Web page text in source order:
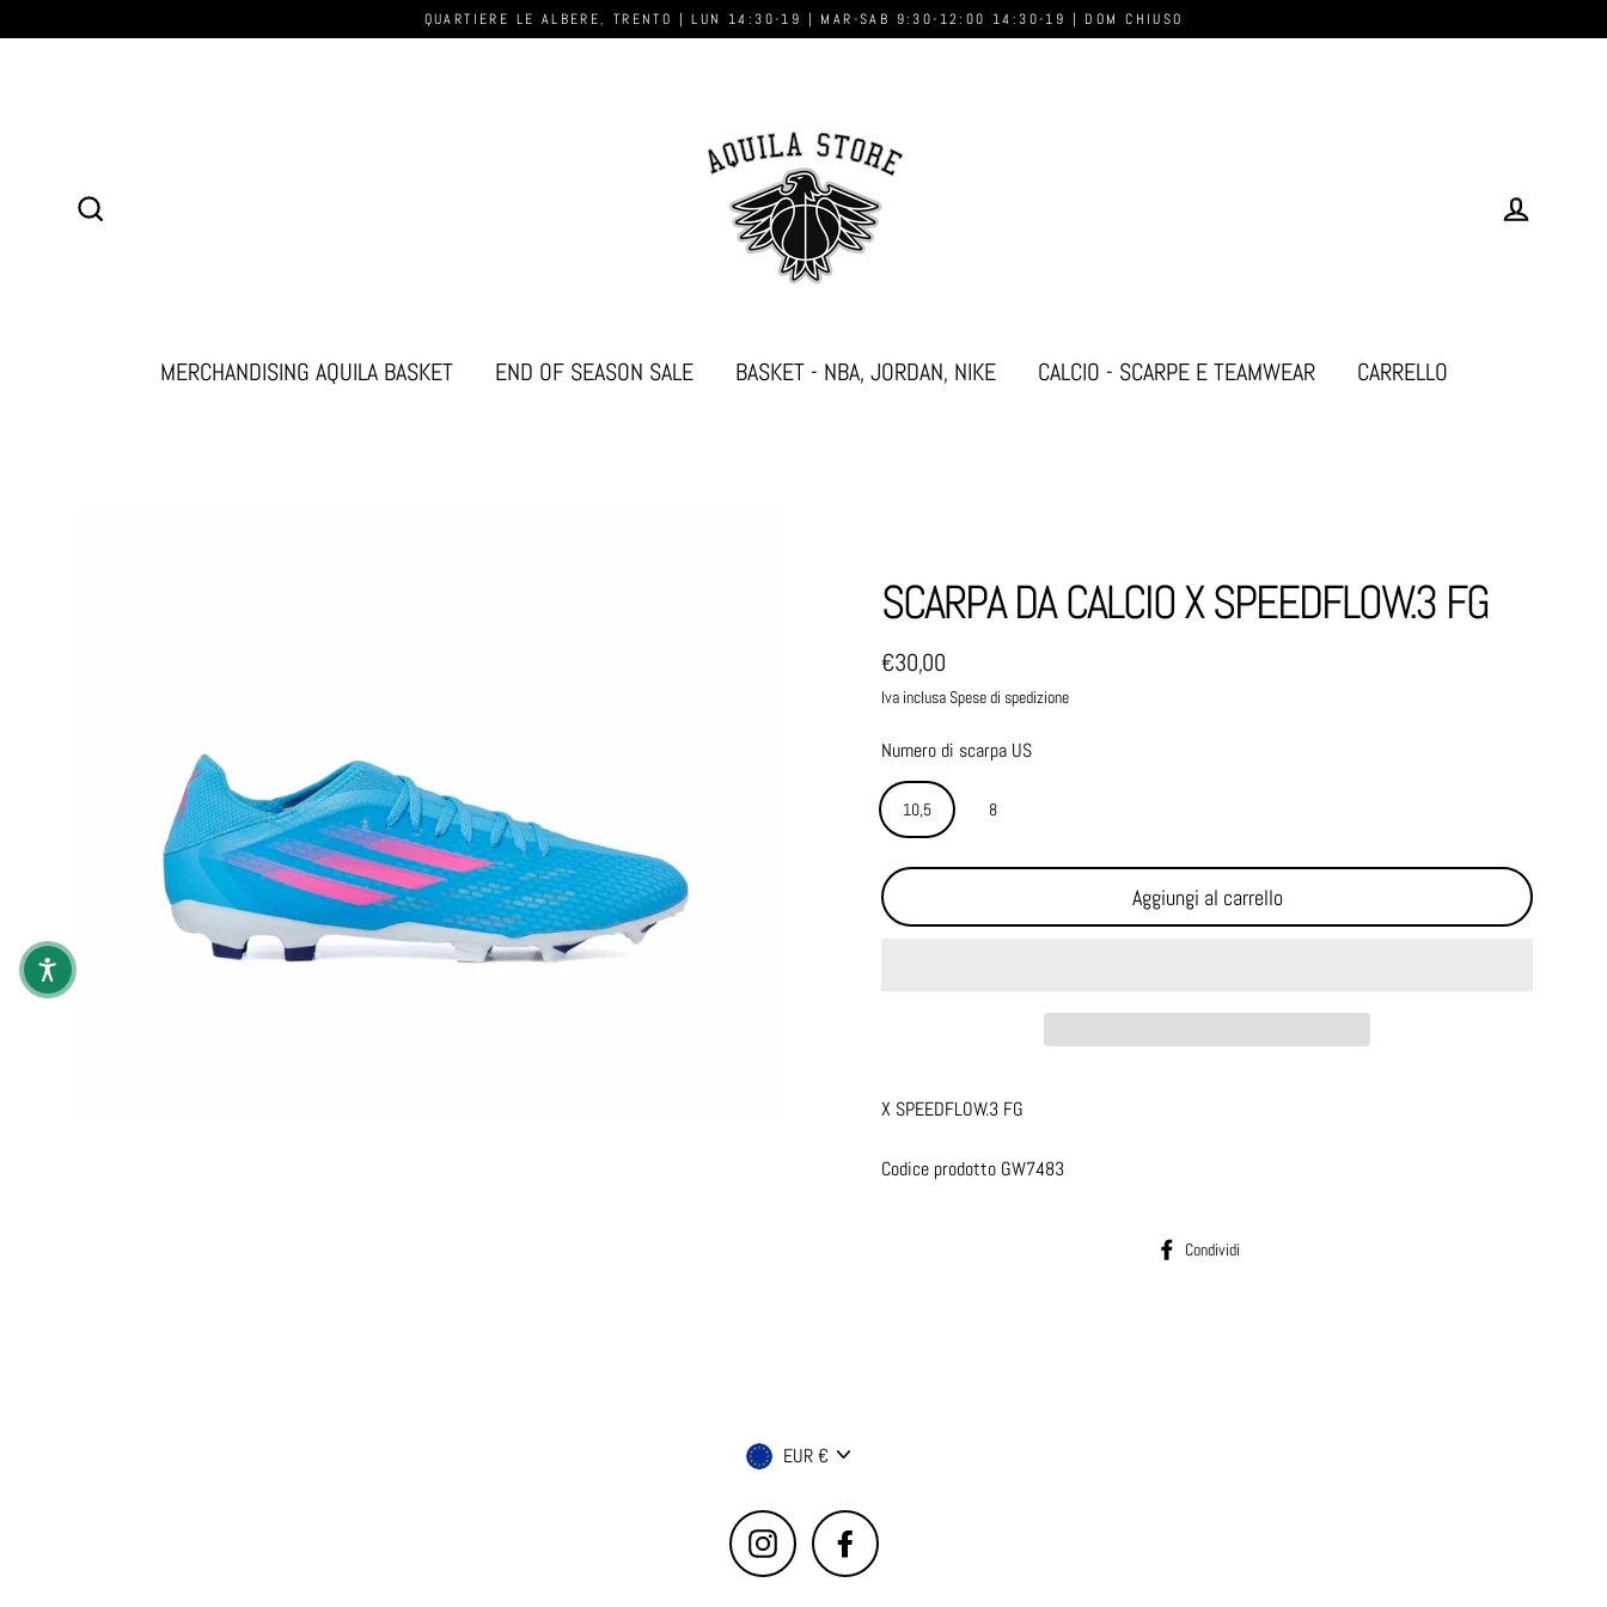
QUARTIERE LE ALBERE, TRENTO | LUN 14:30-19 | MAR-SAB 9:30-12:00 14:30-19 | DOM CHIUSO
MERCHANDISING AQUILA BASKET END OF SEASON SALE BASKET - NBA, JORDAN, NIKE CALCIO - SCARPE E TEAMWEAR CARRELLO
SCARPA DA CALCIO X SPEEDFLOW.3 FG
Prezzo normale
€30,00
Iva inclusa Spese di spedizione
Numero di scarpa US
10,5 8
Aggiungi al carrello
X SPEEDFLOW.3 FG
Codice prodotto GW7483
Condividi
Valuta
EUR €
Instagram Facebook